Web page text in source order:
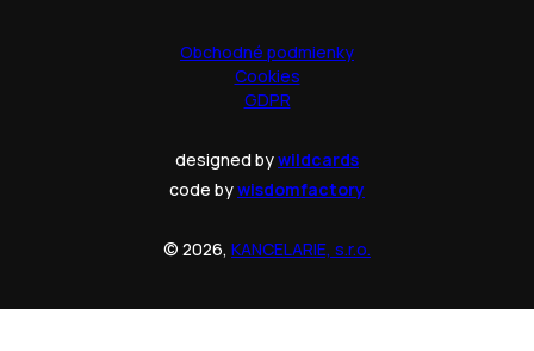
Obchodné podmienky
Cookies
GDPR
designed bywildcards
code bywisdomfactory
© 2026, KANCELARIE, s.r.o.